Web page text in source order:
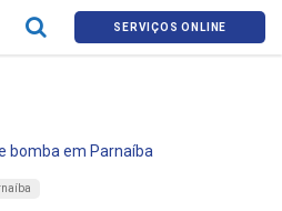
SERVIÇOS ONLINE
bomba em Parnaíba